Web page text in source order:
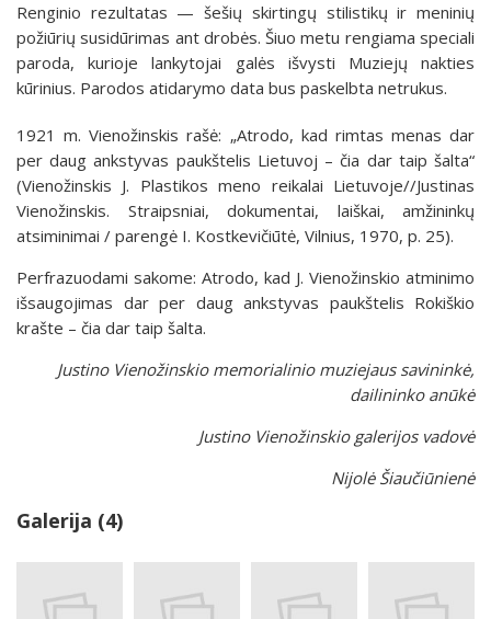
Renginio rezultatas — šešių skirtingų stilistikų ir meninių
požiūrių susidūrimas ant drobės. Šiuo metu rengiama speciali
paroda, kurioje lankytojai galės išvysti Muziejų nakties
kūrinius. Parodos atidarymo data bus paskelbta netrukus.
1921 m. Vienožinskis rašė: „Atrodo, kad rimtas menas dar
per daug ankstyvas paukštelis Lietuvoj – čia dar taip šalta“
(Vienožinskis J. Plastikos meno reikalai Lietuvoje//Justinas
Vienožinskis. Straipsniai, dokumentai, laiškai, amžininkų
atsiminimai / parengė I. Kostkevičiūtė, Vilnius, 1970, p. 25).
Perfrazuodami sakome: Atrodo, kad J. Vienožinskio atminimo
išsaugojimas dar per daug ankstyvas paukštelis Rokiškio
krašte – čia dar taip šalta.
Justino Vienožinskio memorialinio muziejaus savininkė,
dailininko anūkė
Justino Vienožinskio galerijos vadovė
Nijolė Šiaučiūnienė
Galerija (4)